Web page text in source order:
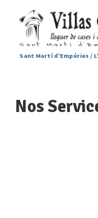
Sant Martí d'Empúries /
Nos